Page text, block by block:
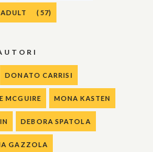
(57)
DONATO CARRISI
MCGUIRE MONA KASTEN
DEBORA SPATOLA
GAZZOLA